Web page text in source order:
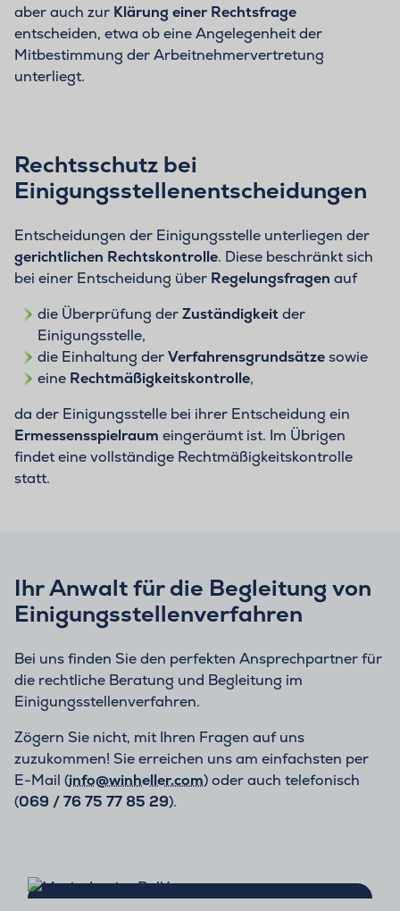
aber auch zur Klärung einer Rechtsfrage
entscheiden, etwa ob eine Angelegenheit der
Mitbestimmung der Arbeitnehmervertretung
unterliegt.
Rechtsschutz bei
Einigungsstellenentscheidungen
Entscheidungen der Einigungsstelle unterliegen der
gerichtlichen Rechtskontrolle. Diese beschränkt sich
bei einer Entscheidung über Regelungsfragen auf
die Überprüfung derZuständigkeitder
Einigungsstelle,
die Einhaltung derVerfahrensgrundsätzesowie
eine Rechtmäßigkeitskontrolle,
da der Einigungsstelle bei ihrer Entscheidung ein
Ermessensspielraum eingeräumt ist. Im Übrigen
findet eine vollständige Rechtmäßigkeitskontrolle
statt.
Ihr Anwalt für die Begleitung von
Einigungsstellenverfahren
Bei uns finden Sie den perfekten Ansprechpartner für
die rechtliche Beratung und Begleitung im
Einigungsstellenverfahren.
Zögern Sie nicht, mit Ihren Fragen auf uns
zuzukommen! Sie erreichen uns am einfachsten per
E-Mail (info@winheller.com) oder auch telefonisch
(069 / 76 75 77 85 29).